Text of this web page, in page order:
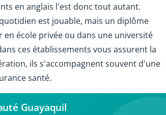
en anglais l'est donc tout autant.
est jouable, mais un diplôme
école privée ou dans une université
ces établissements vous assurent la
ils s'accompagnent souvent d'une
santé.
Guayaquil